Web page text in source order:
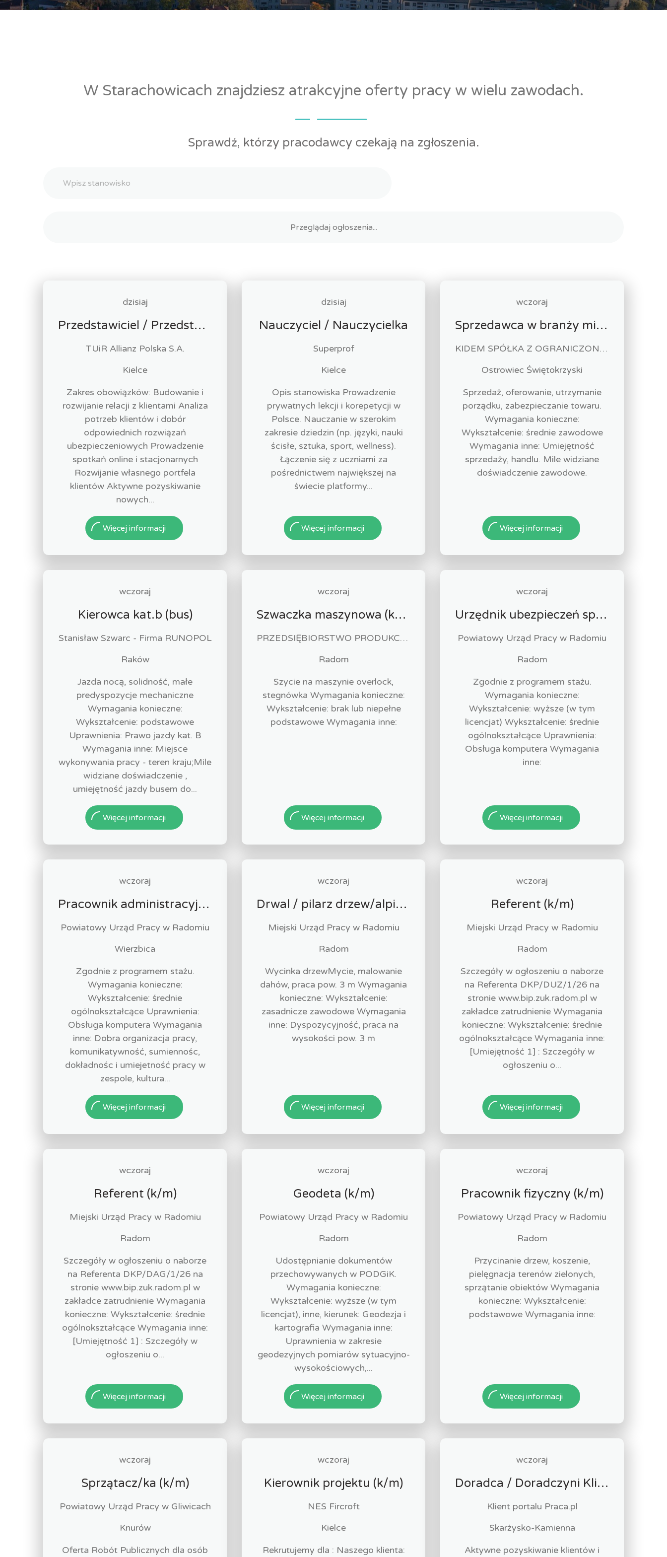
W Starachowicach znajdziesz atrakcyjne oferty pracy w wielu zawodach.
Sprawdź, którzy pracodawcy czekają na zgłoszenia.
dzisiaj
Przedstawiciel / Przedstawicielka ds. sprzedaży ubezpieczeń majątkowych
TUiR Allianz Polska S.A.
Kielce
Zakres obowiązków: Budowanie i
rozwijanie relacji z klientami Analiza
potrzeb klientów i dobór
odpowiednich rozwiązań
ubezpieczeniowych Prowadzenie
spotkań online i stacjonarnych
Rozwijanie własnego portfela
klientów Aktywne pozyskiwanie
nowych...
Więcej informacji
dzisiaj
Nauczyciel / Nauczycielka
Superprof
Kielce
Opis stanowiska Prowadzenie
prywatnych lekcji i korepetycji w
Polsce. Nauczanie w szerokim
zakresie dziedzin (np. języki, nauki
ścisłe, sztuka, sport, wellness).
Łączenie się z uczniami za
pośrednictwem największej na
świecie platformy...
Więcej informacji
wczoraj
Sprzedawca w branży mięsnej
KIDEM SPÓŁKA Z OGRANICZONĄ ODPOWIEDZIALNOŚCIĄ
Ostrowiec Świętokrzyski
Sprzedaż, oferowanie, utrzymanie
porządku, zabezpieczanie towaru.
Wymagania konieczne:
Wykształcenie: średnie zawodowe
Wymagania inne: Umiejętność
sprzedaży, handlu. Mile widziane
doświadczenie zawodowe.
Więcej informacji
wczoraj
Kierowca kat.b (bus)
Stanisław Szwarc - Firma RUNOPOL
Raków
Jazda nocą, solidność, małe
predyspozycje mechaniczne
Wymagania konieczne:
Wykształcenie: podstawowe
Uprawnienia: Prawo jazdy kat. B
Wymagania inne: Miejsce
wykonywania pracy - teren kraju;Mile
widziane doświadczenie ,
umiejętność jazdy busem do...
Więcej informacji
wczoraj
Szwaczka maszynowa (k/m)
PRZEDSIĘBIORSTWO PRODUKCYJNO HANDLOWO USŁUGOWE "ZUZIA" Paweł Biliński
Radom
Szycie na maszynie overlock,
stegnówka Wymagania konieczne:
Wykształcenie: brak lub niepełne
podstawowe Wymagania inne:
Więcej informacji
wczoraj
Urzędnik ubezpieczeń społecznych-stażysta (k/m)
Powiatowy Urząd Pracy w Radomiu
Radom
Zgodnie z programem stażu.
Wymagania konieczne:
Wykształcenie: wyższe (w tym
licencjat) Wykształcenie: średnie
ogólnokształcące Uprawnienia:
Obsługa komputera Wymagania
inne:
Więcej informacji
wczoraj
Pracownik administracyjny (k/m)
Powiatowy Urząd Pracy w Radomiu
Wierzbica
Zgodnie z programem stażu.
Wymagania konieczne:
Wykształcenie: średnie
ogólnokształcące Uprawnienia:
Obsługa komputera Wymagania
inne: Dobra organizacja pracy,
komunikatywność, sumiennośc,
dokładnośc i umiejetność pracy w
zespole, kultura...
Więcej informacji
wczoraj
Drwal / pilarz drzew/alpinista (k/m)
Miejski Urząd Pracy w Radomiu
Radom
Wycinka drzewMycie, malowanie
dahów, praca pow. 3 m Wymagania
konieczne: Wykształcenie:
zasadnicze zawodowe Wymagania
inne: Dyspozycyjność, praca na
wysokości pow. 3 m
Więcej informacji
wczoraj
Referent (k/m)
Miejski Urząd Pracy w Radomiu
Radom
Szczegóły w ogłoszeniu o naborze
na Referenta DKP/DUZ/1/26 na
stronie www.bip.zuk.radom.pl w
zakładce zatrudnienie Wymagania
konieczne: Wykształcenie: średnie
ogólnokształcące Wymagania inne:
[Umiejętność 1] : Szczegóły w
ogłoszeniu o...
Więcej informacji
wczoraj
Referent (k/m)
Miejski Urząd Pracy w Radomiu
Radom
Szczegóły w ogłoszeniu o naborze
na Referenta DKP/DAG/1/26 na
stronie www.bip.zuk.radom.pl w
zakładce zatrudnienie Wymagania
konieczne: Wykształcenie: średnie
ogólnokształcące Wymagania inne:
[Umiejętność 1] : Szczegóły w
ogłoszeniu o...
Więcej informacji
wczoraj
Geodeta (k/m)
Powiatowy Urząd Pracy w Radomiu
Radom
Udostępnianie dokumentów
przechowywanych w PODGiK.
Wymagania konieczne:
Wykształcenie: wyższe (w tym
licencjat), inne, kierunek: Geodezja i
kartografia Wymagania inne:
Uprawnienia w zakresie
geodezyjnych pomiarów sytuacyjno-
wysokościowych,...
Więcej informacji
wczoraj
Pracownik fizyczny (k/m)
Powiatowy Urząd Pracy w Radomiu
Radom
Przycinanie drzew, koszenie,
pielęgnacja terenów zielonych,
sprzątanie obiektów Wymagania
konieczne: Wykształcenie:
podstawowe Wymagania inne:
Więcej informacji
wczoraj
Sprzątacz/ka (k/m)
Powiatowy Urząd Pracy w Gliwicach
Knurów
Oferta Robót Publicznych dla osób
wczoraj
Kierownik projektu (k/m)
NES Fircroft
Kielce
Rekrutujemy dla : Naszego klienta:
wczoraj
Doradca / Doradczyni Klienta – branża finansowa
Klient portalu Praca.pl
Skarżysko-Kamienna
Aktywne pozyskiwanie klientów i